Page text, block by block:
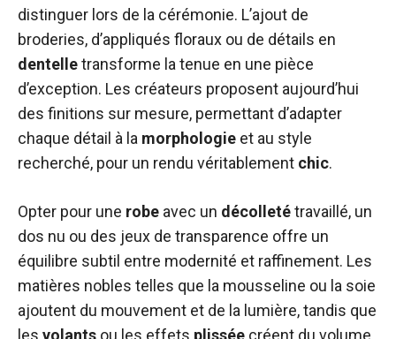
distinguer lors de la cérémonie. L’ajout de
broderies, d’appliqués floraux ou de détails en
dentelletransforme la tenue en une pièce
d’exception. Les créateurs proposent aujourd’hui
des finitions sur mesure, permettant d’adapter
chaque détail à la morphologie et au style
recherché, pour un rendu véritablement chic.
Opter pour une robe avec un décolletétravaillé, un
dos nu ou des jeux de transparence offre un
équilibre subtil entre modernité et raffinement. Les
matières nobles telles que la mousseline ou la soie
ajoutent du mouvement et de la lumière, tandis que
les volants ou les effets plissée créent du volume